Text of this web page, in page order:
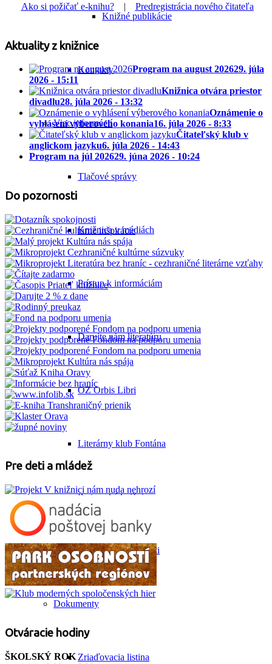
Knižné publikácie
Kontakty
Viac informácií
Tlačové správy
Knižnica v médiách
Prístup k informáciám
Darujte nám literatúru
OZ Orbis Libri
Literárny klub Fontána
Partnerské knižnice
Prieskum spokojnosti
Dokumenty
Zriaďovacia listina
Ako si požičať e-knihu?| Predregistrácia nového čitateľa
Aktuality z knižnice
Program na august 202629. júla
2026 - 15:11
Knižnica otvára priestor
divadlu28. júla 2026 - 13:32
Oznámenie o
vyhlásení výberového konania16. júla 2026 - 8:33
Čitateľský klub v
anglickom jazyku6. júla 2026 - 14:43
Program na júl 202629. júna 2026 - 10:24
Do pozornosti
Pre deti a mládež
Otváracie hodiny
ŠKOLSKÝ ROK